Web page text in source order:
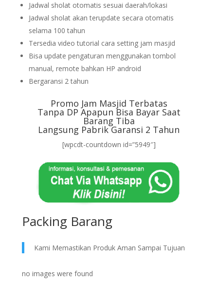
Jadwal sholat otomatis sesuai daerah/lokasi
Jadwal sholat akan terupdate secara otomatis
selama 100 tahun
Tersedia video tutorial cara setting jam masjid
Bisa update pengaturan menggunakan tombol
manual, remote bahkan HP android
Bergaransi 2 tahun
Promo Jam Masjid Terbatas
Tanpa DP Apapun Bisa Bayar Saat
Barang Tiba
Langsung Pabrik Garansi 2 Tahun
[wpcdt-countdown id=”5949″]
Packing Barang
Kami Memastikan Produk Aman Sampai Tujuan
no images were found